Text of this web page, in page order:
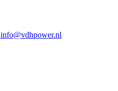
info@vdhpower.nl